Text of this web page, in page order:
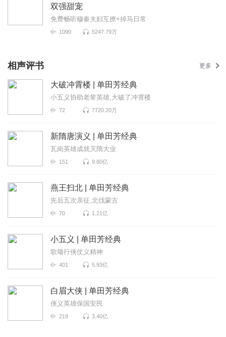
双强甜宠
免费畅听穆秦夫妇互撩+掉马日常
1090 5247.79万
相声评书 更多
大破冲霄楼 | 单田芳经典
小五义协助老辈英雄,大破了冲霄楼
72 7720.20万
新隋唐演义 | 单田芳经典
瓦岗英雄成就灭隋大业
151 9.80亿
燕王扫北 | 单田芳经典
先后五次亲征,北伐蒙古
70 1.21亿
小五义 | 单田芳经典
歌颂行侠仗义精神
401 5.93亿
白眉大侠 | 单田芳经典
侠义英雄保国安民
219 3.40亿